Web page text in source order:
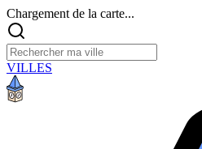
Chargement de la carte...
VILLES